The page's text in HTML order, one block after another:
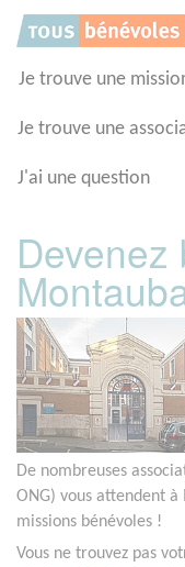
Je trouve une
Je trouve une
J'ai une question
Devenez
De nombreuses
ONG) vous attendent
missions bénévoles !
Vous ne trouvez pas
Panneau de gestion des